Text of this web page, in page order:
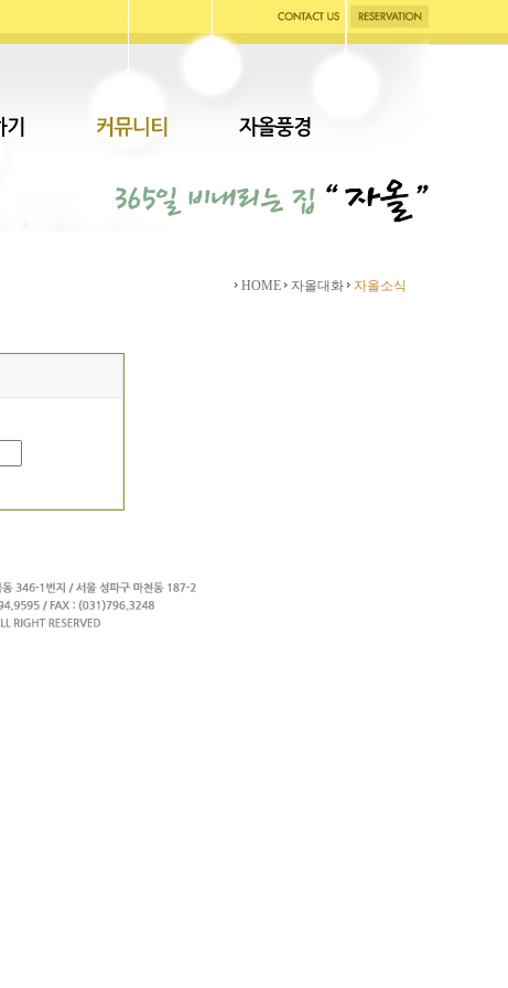
HOME 자올대화 자올소식